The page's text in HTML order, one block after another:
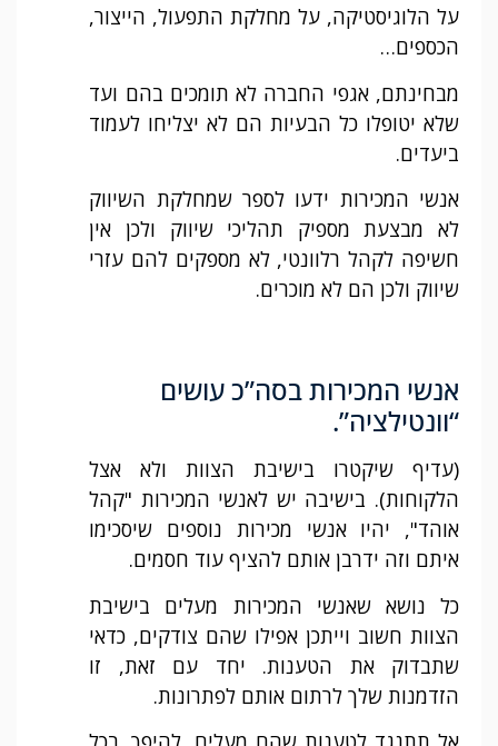
על הלוגיסטיקה, על מחלקת התפעול, הייצור,
הכספים…
מבחינתם, אגפי החברה לא תומכים בהם ועד
שלא יטופלו כל הבעיות הם לא יצליחו לעמוד
ביעדים.
אנשי המכירות ידעו לספר שמחלקת השיווק
לא מבצעת מספיק תהליכי שיווק ולכן אין
חשיפה לקהל רלוונטי, לא מספקים להם עזרי
שיווק ולכן הם לא מוכרים.
אנשי המכירות בסה”כ עושים
“וונטילציה”.
(עדיף שיקטרו בישיבת הצוות ולא אצל
הלקוחות). בישיבה יש לאנשי המכירות "קהל
אוהד", יהיו אנשי מכירות נוספים שיסכימו
איתם וזה ידרבן אותם להציף עוד חסמים.
כל נושא שאנשי המכירות מעלים בישיבת
הצוות חשוב וייתכן אפילו שהם צודקים, כדאי
שתבדוק את הטענות. יחד עם זאת, זו
הזדמנות שלך לרתום אותם לפתרונות.